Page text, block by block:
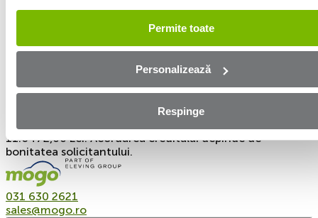
Permite toate
Personalizează
Respinge
anuală (DAE) pentru un credit de 60.000 Lei pentru o
perioadă de 60 de luni, este de 34,44%, presupunând o
valoare a ratei de 1.941,20 Lei, cu o rată a dobânzii de
2,50%. Costul total al creditului este de 56.472,00 Lei.
Valoarea totală plătibilă de către dumneavoastră este de
11.6472,00 Lei. Acordarea creditului depinde de
bonitatea solicitantului.
031 630 2621
sales@mogo.ro